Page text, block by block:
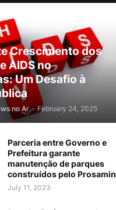
Crescimento dos
AIDS no
Um Desafio à
no Ar - February 24, 2025
Parceria entre Governo e
Prefeitura garante
manutenção de parques
construídos pelo Prosamin
July 11, 2023